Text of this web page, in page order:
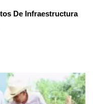
De Infraestructura